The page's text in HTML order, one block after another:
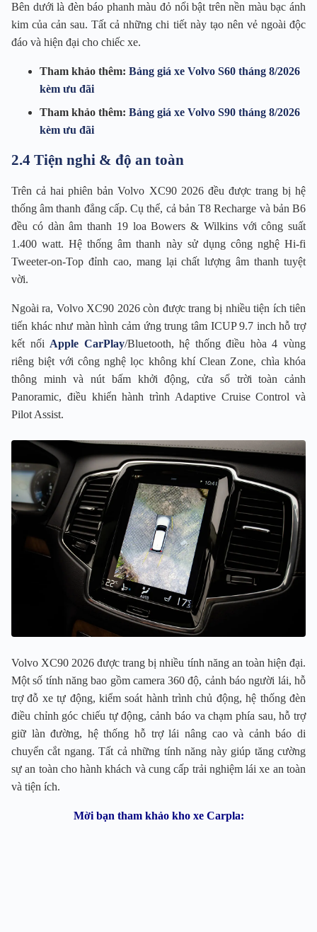
Bên dưới là đèn báo phanh màu đỏ nổi bật trên nền màu bạc ánh
kim của cản sau. Tất cả những chi tiết này tạo nên vẻ ngoài độc
đáo và hiện đại cho chiếc xe.
Tham khảo thêm: Bảng giá xe Volvo S60 tháng 8/2026
kèm ưu đãi
Tham khảo thêm: Bảng giá xe Volvo S90 tháng 8/2026
kèm ưu đãi
2.4 Tiện nghi & độ an toàn
Trên cả hai phiên bản Volvo XC90 2026 đều được trang bị hệ
thống âm thanh đẳng cấp. Cụ thể, cả bản T8 Recharge và bản B6
đều có dàn âm thanh 19 loa Bowers & Wilkins với công suất
1.400 watt. Hệ thống âm thanh này sử dụng công nghệ Hi-fi
Tweeter-on-Top đỉnh cao, mang lại chất lượng âm thanh tuyệt
vời.
Ngoài ra, Volvo XC90 2026 còn được trang bị nhiều tiện ích tiên
tiến khác như màn hình cảm ứng trung tâm ICUP 9.7 inch hỗ trợ
kết nốiApple CarPlay/Bluetooth, hệ thống điều hòa 4 vùng
riêng biệt với công nghệ lọc không khí Clean Zone, chìa khóa
thông minh và nút bấm khởi động, cửa sổ trời toàn cảnh
Panoramic, điều khiển hành trình Adaptive Cruise Control và
Pilot Assist.
Volvo XC90 2026 được trang bị nhiều tính năng an toàn hiện đại.
Một số tính năng bao gồm camera 360 độ, cảnh báo người lái, hỗ
trợ đỗ xe tự động, kiểm soát hành trình chủ động, hệ thống đèn
điều chỉnh góc chiếu tự động, cảnh báo va chạm phía sau, hỗ trợ
giữ làn đường, hệ thống hỗ trợ lái nâng cao và cảnh báo di
chuyển cắt ngang. Tất cả những tính năng này giúp tăng cường
sự an toàn cho hành khách và cung cấp trải nghiệm lái xe an toàn
và tiện ích.
Mời bạn tham khảo kho xe Carpla: